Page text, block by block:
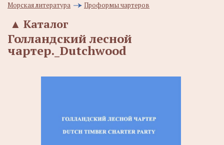
Морская литература Проформы чартеров
Каталог
▲
Голландский лесной
чартер._Dutchwood